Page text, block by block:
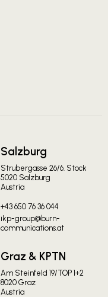
Salzburg
Strubergasse 26/6. Stock
5020 Salzburg
Austria
+43 650 76 36 044
ikp-group@burn-
communications.at
Graz & KPTN
Am Steinfeld 19/TOP 1+2
8020 Graz
Austria